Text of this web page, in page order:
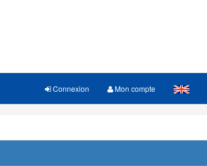
Connexion Mon compte